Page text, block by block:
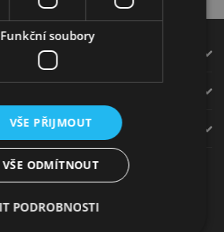
Dětský nábytek
Jídelna
Funkční soubory
VŠE PŘIJMOUT
VŠE ODMÍTNOUT
PODROBNOSTI